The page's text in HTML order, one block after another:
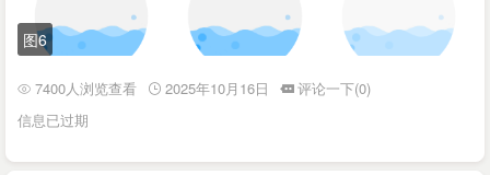
图6
7400人浏览查看 2025年10月16日
评论一下(0)
信息已过期